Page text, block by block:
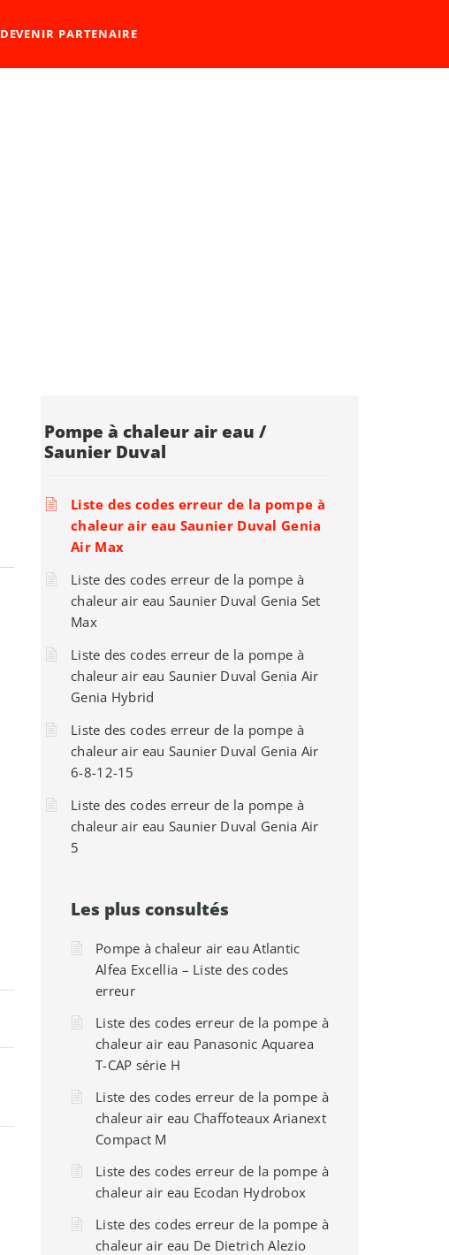
DEVENIR PARTENAIRE
Pompe à chaleur air eau /
Saunier Duval
Liste des codes erreur de la pompe à
chaleur air eau Saunier Duval Genia
Air Max
Liste des codes erreur de la pompe à
chaleur air eau Saunier Duval Genia Set
Max
Liste des codes erreur de la pompe à
chaleur air eau Saunier Duval Genia Air
Genia Hybrid
Liste des codes erreur de la pompe à
chaleur air eau Saunier Duval Genia Air
6-8-12-15
Liste des codes erreur de la pompe à
chaleur air eau Saunier Duval Genia Air
5
Les plus consultés
Pompe à chaleur air eau Atlantic
Alfea Excellia – Liste des codes
erreur
Liste des codes erreur de la pompe à
chaleur air eau Panasonic Aquarea
T-CAP série H
Liste des codes erreur de la pompe à
chaleur air eau Chaffoteaux Arianext
Compact M
Liste des codes erreur de la pompe à
chaleur air eau Ecodan Hydrobox
Liste des codes erreur de la pompe à
chaleur air eau De Dietrich Alezio